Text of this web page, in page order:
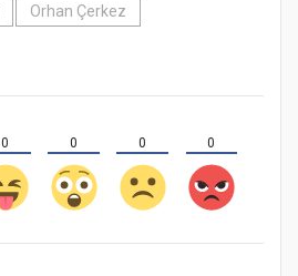
Orhan Çerkez
0 0 0 0